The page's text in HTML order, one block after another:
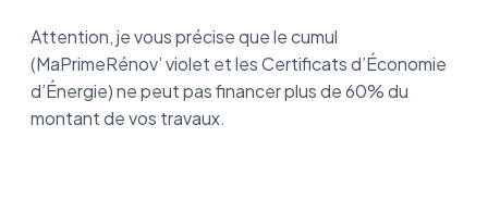
Attention, je vous précise que le cumul
(MaPrimeRénov’ violet et les Certificats d’Économie
d’Énergie) ne peut pas financer plus de 60% du
montant de vos travaux.